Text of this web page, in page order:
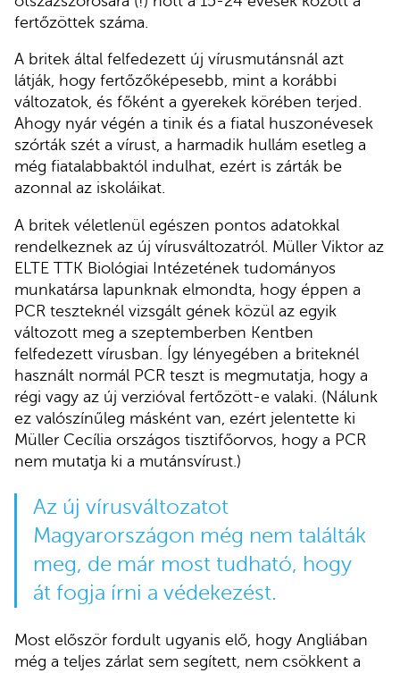
fertőzöttek száma.
A britek által felfedezett új vírusmutánsnál azt
látják, hogy fertőzőképesebb, mint a korábbi
változatok, és főként a gyerekek körében terjed.
Ahogy nyár végén a tinik és a fiatal huszonévesek
szórták szét a vírust, a harmadik hullám esetleg a
még fiatalabbaktól indulhat, ezért is zárták be
azonnal az iskoláikat.
A britek véletlenül egészen pontos adatokkal
rendelkeznek az új vírusváltozatról. Müller Viktor az
ELTE TTK Biológiai Intézetének tudományos
munkatársa lapunknak elmondta, hogy éppen a
PCR teszteknél vizsgált gének közül az egyik
változott meg a szeptemberben Kentben
felfedezett vírusban. Így lényegében a briteknél
használt normál PCR teszt is megmutatja, hogy a
régi vagy az új verzióval fertőzött-e valaki. (Nálunk
ez valószínűleg másként van, ezért jelentette ki
Müller Cecília országos tisztifőorvos, hogy a PCR
nem mutatja ki a mutánsvírust.)
Az új vírusváltozatot
Magyarországon még nem találták
meg, de már most tudható, hogy
át fogja írni a védekezést.
Most először fordult ugyanis elő, hogy Angliában
még a teljes zárlat sem segített, nem csökkent a